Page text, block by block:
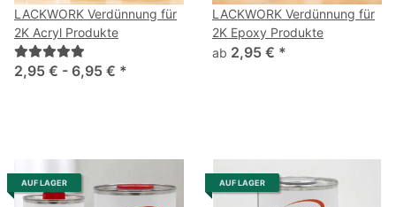
LACKWORK Verdünnung für
2K Acryl Produkte
2,95 € - 6,95 € *
LACKWORK Verdünnung für
2K Epoxy Produkte
ab 2,95 € *
AUF LAGER AUF LAGER